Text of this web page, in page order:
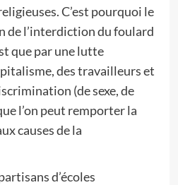
C’est pourquoi le
de l’interdiction du foulard
que par une lutte
des travailleurs et
(de sexe, de
l’on peut remporter la
causes de la
d’écoles